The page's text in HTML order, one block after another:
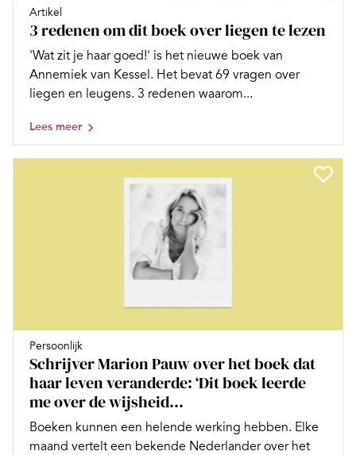
Artikel
3 redenen om dit boek over liegen te lezen
'Wat zit je haar goed!' is het nieuwe boek van
Annemiek van Kessel. Het bevat 69 vragen over
liegen en leugens. 3 redenen waarom...
Lees meer
Persoonlijk
Schrijver Marion Pauw over het boek dat
haar leven veranderde: ‘Dit boek leerde
me over de wijsheid...
Boeken kunnen een helende werking hebben. Elke
maand vertelt een bekende Nederlander over het